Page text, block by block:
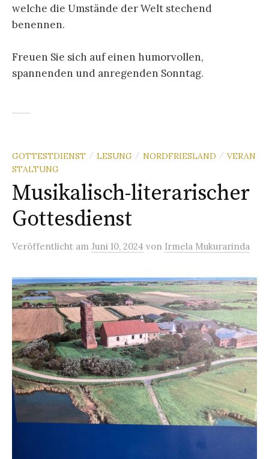
welche die Umstände der Welt stechend
benennen.
Freuen Sie sich auf einen humorvollen,
spannenden und anregenden Sonntag.
GOTTESTDIENST / LESUNG / NORDFRIESLAND / VERAN
STALTUNG
Musikalisch-literarischer
Gottesdienst
Veröffentlicht am Juni 10, 2024 von Irmela Mukurarinda